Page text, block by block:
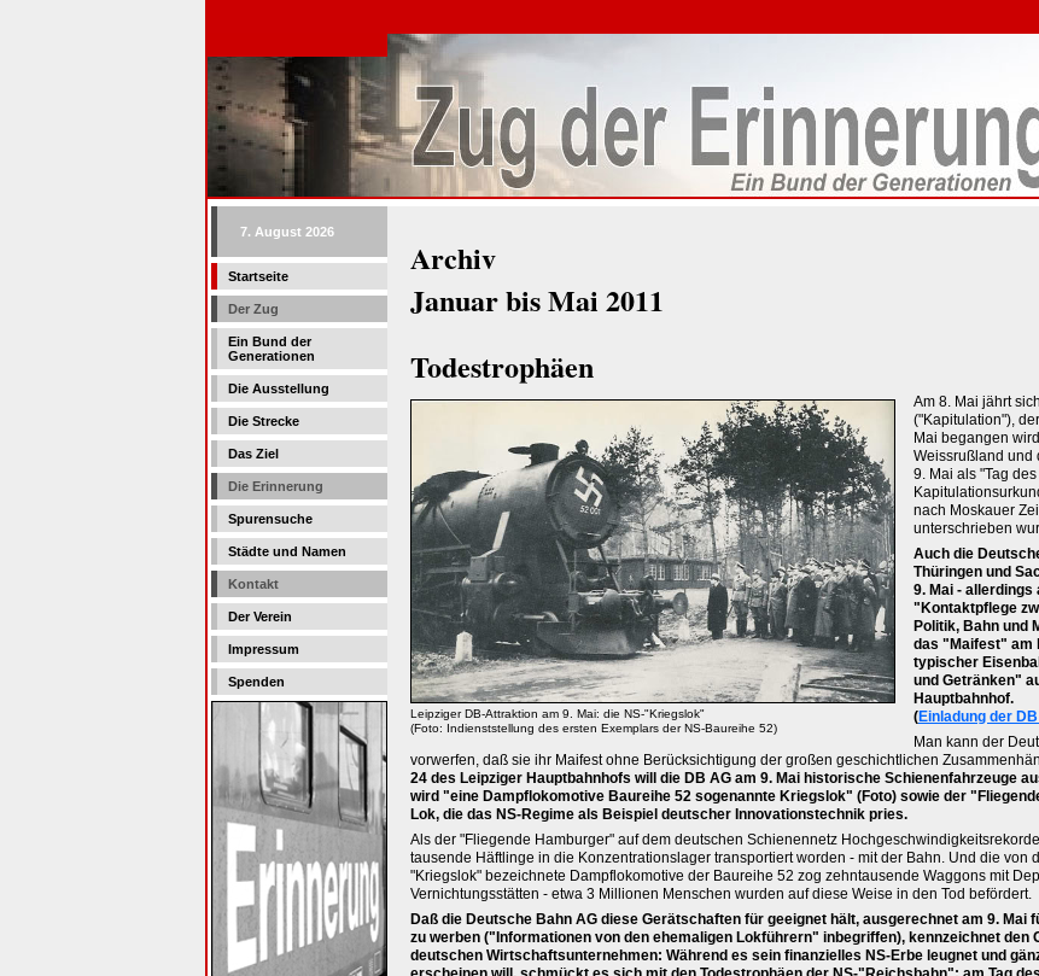
7. August 2026
Startseite
Der Zug
Ein Bund der
Generationen
Die Ausstellung
Die Strecke
Das Ziel
Die Erinnerung
Spurensuche
Städte und Namen
Kontakt
Der Verein
Impressum
Spenden
Archiv
Januar bis Mai 2011
Todestrophäen
Leipziger DB-Attraktion am 9. Mai: die NS-"Kriegslok"
(Foto: Indienststellung des ersten Exemplars der NS-Baureihe 52)
Am 8. Mai jährt
("Kapitulation"),
Mai begangen
Weissrußland und
9. Mai als "Tag
nach Moskauer
unterschrieben
Auch die
Thüringen und
9. Mai - allerdings
"Kontaktpflege
Politik, Bahn und
das "Maifest" am
typischer
und Getränken"
Hauptbahnhof.
(Einladung der
Man kann der
vorwerfen, daß sie ihr Maifest ohne Berücksichtigung der großen geschichtlichen
24 des Leipziger Hauptbahnhofs will die DB AG am 9. Mai historische Schienenfahrzeuge
wird "eine Dampflokomotive Baureihe 52 sogenannte Kriegslok" (Foto) sowie der
Lok, die das NS-Regime als Beispiel deutscher Innovationstechnik pries.
Als der "Fliegende Hamburger" auf dem deutschen Schienennetz
tausende Häftlinge in die Konzentrationslager transportiert worden - mit der Bahn. Und die von
"Kriegslok" bezeichnete Dampflokomotive der Baureihe 52 zog zehntausende Waggons mit
Vernichtungsstätten - etwa 3 Millionen Menschen wurden auf diese Weise in den Tod befördert.
Daß die Deutsche Bahn AG diese Gerätschaften für geeignet hält, ausgerechnet am 9. Mai
zu werben ("Informationen von den ehemaligen Lokführern" inbegriffen), kennzeichnet den
deutschen Wirtschaftsunternehmen: Während es sein finanzielles NS-Erbe leugnet und